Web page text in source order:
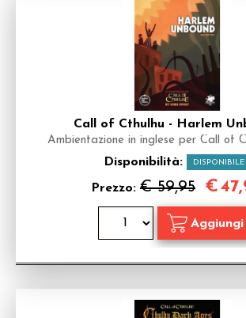
Call of Cthulhu - Harlem
Ambientazione in inglese per Call of
Disponibilità: DISPONIBILE
Prezzo: € 59,95 €